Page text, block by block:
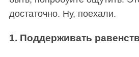
достаточно. Ну, поехали.
1. Поддерживать